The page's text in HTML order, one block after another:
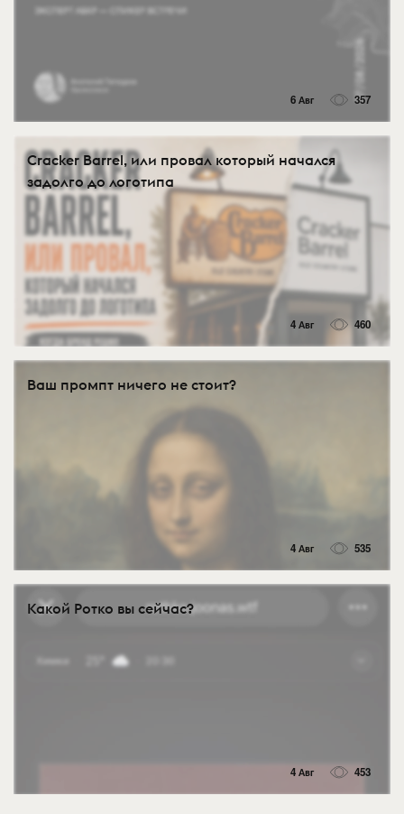
6 Авг 357
Cracker Barrel, или провал который начался
задолго до логотипа
4 Авг 460
Ваш промпт ничего не стоит?
4 Авг 535
Какой Ротко вы сейчас?
4 Авг 453